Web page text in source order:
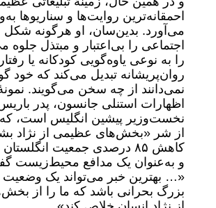
احمقانه‌ترین روایت‌ها و سناریوها
می‌آورد. بدین‌سان، او هرگونه شکل
اجتماعی را بی‌اعتبار و مبتذل جلوه
را به نوعی یاوه‌گویی کودکانه یا رفتار
روان‌پریشانه تبدیل می‌کند که خود
نمی‌دانند از چه سخن می‌گویند.
اظهارات استنلی جانسون، پدر
نخست‌وزیر پیشین انگلیس است،
از شر «بخش‌های عظیمی از نژاد
کاهش ۸۵ درصدی جمعیت
و به‌عنوان یک مدافع محیط‌زیست
«… بهترین خبر می‌تواند یک وضعیت
بزرگ بحرانی باشد که ما را از